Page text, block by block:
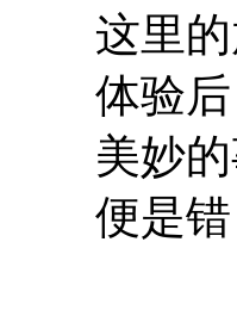
这里
体验
美妙
便是